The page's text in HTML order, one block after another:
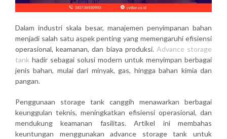
Dalam industri skala besar, manajemen penyimpanan bahan
menjadi salah satu aspek penting yang memengaruhi efisiensi
operasional, keamanan, dan biaya produksi. Advance storage
tank hadir sebagai solusi modern untuk menyimpan berbagai
jenis bahan, mulai dari minyak, gas, hingga bahan kimia dan
pangan.
Penggunaan storage tank canggih menawarkan berbagai
keunggulan teknis, meningkatkan efisiensi operasional, dan
mendukung keamanan fasilitas. Artikel ini membahas
keuntungan menggunakan advance storage tank untuk